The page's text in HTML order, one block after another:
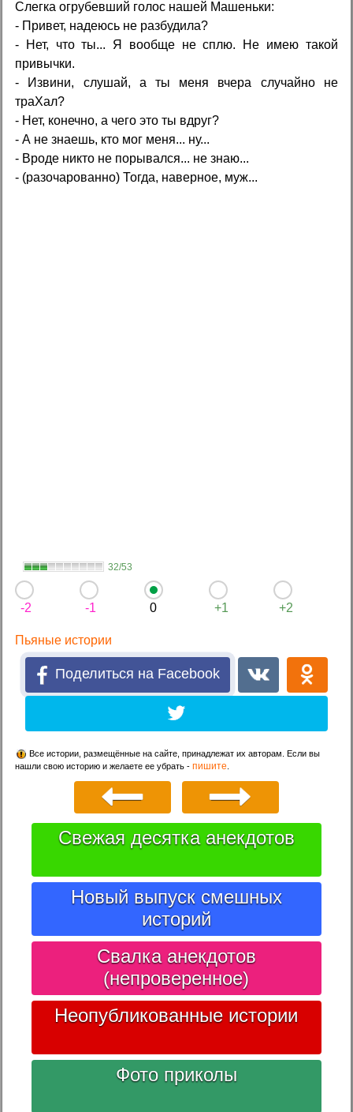
Слегка огрубевший голос нашей Машеньки:
- Привет, надеюсь не разбудила?
- Нет, что ты... Я вообще не сплю. Не имею такой
привычки.
- Извини, слушай, а ты меня вчера случайно не
тpaXал?
- Нет, конечно, а чего это ты вдруг?
- А не знаешь, кто мог меня... ну...
- Вроде никто не порывался... не знаю...
- (разочарованно) Тогда, наверное, муж...
32/53
-2 -1 0 +1 +2
Пьяные истории
Поделиться на Facebook
Все истории, размещённые на сайте, принадлежат их авторам. Если вы
нашли свою историю и желаете ее убрать -пишите
Свежая десятка анекдотов
Новый выпуск смешных
историй
Свалка анекдотов
(непроверенное)
Неопубликованные истории
Фото приколы